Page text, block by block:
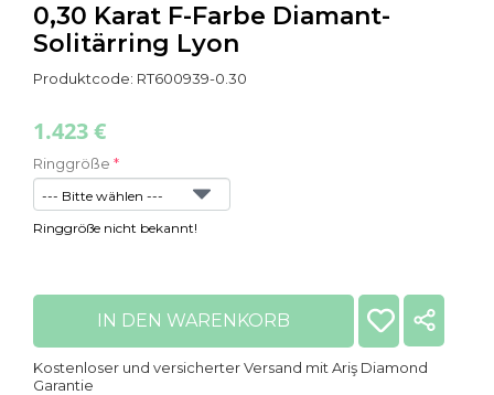
0,30 Karat F-Farbe Diamant-
Solitärring Lyon
Produktcode: RT600939-0.30
1.423 €
Ringgröße
Ringgröße nicht bekannt!
IN DEN WARENKORB
Kostenloser und versicherter Versand mit Ariş Diamond
Garantie